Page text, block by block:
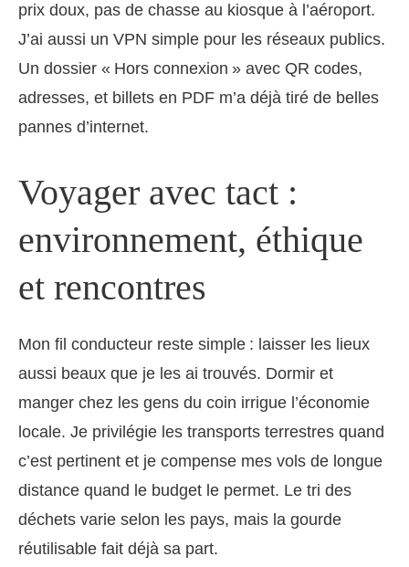
prix doux, pas de chasse au kiosque à l’aéroport.
J’ai aussi un VPN simple pour les réseaux publics.
Un dossier « Hors connexion » avec QR codes,
adresses, et billets en PDF m’a déjà tiré de belles
pannes d’internet.
Voyager avec tact :
environnement, éthique
et rencontres
Mon fil conducteur reste simple : laisser les lieux
aussi beaux que je les ai trouvés. Dormir et
manger chez les gens du coin irrigue l’économie
locale. Je privilégie les transports terrestres quand
c’est pertinent et je compense mes vols de longue
distance quand le budget le permet. Le tri des
déchets varie selon les pays, mais la gourde
réutilisable fait déjà sa part.